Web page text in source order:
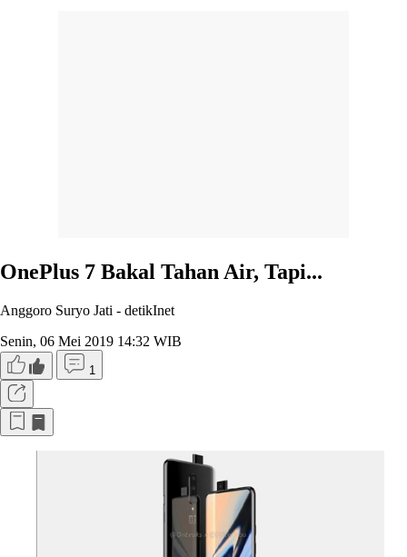
OnePlus 7 Bakal Tahan Air, Tapi...
Anggoro Suryo Jati - detikInet
Senin, 06 Mei 2019 14:32 WIB
1